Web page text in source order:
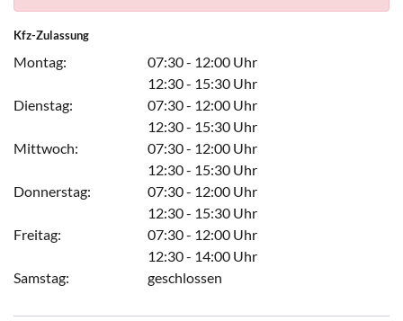
Kfz-Zulassung
Montag:
07:30 - 12:00 Uhr
12:30 - 15:30 Uhr
Dienstag:
07:30 - 12:00 Uhr
12:30 - 15:30 Uhr
Mittwoch:
07:30 - 12:00 Uhr
12:30 - 15:30 Uhr
Donnerstag:
07:30 - 12:00 Uhr
12:30 - 15:30 Uhr
Freitag:
07:30 - 12:00 Uhr
12:30 - 14:00 Uhr
Samstag:
geschlossen